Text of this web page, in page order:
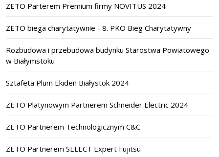
ZETO Parterem Premium firmy NOVITUS 2024
ZETO biega charytatywnie - 8. PKO Bieg Charytatywny
Rozbudowa i przebudowa budynku Starostwa Powiatowego
w Białymstoku
Sztafeta Plum Ekiden Białystok 2024
ZETO Platynowym Partnerem Schneider Electric 2024
ZETO Partnerem Technologicznym C&C
ZETO Partnerem SELECT Expert Fujitsu